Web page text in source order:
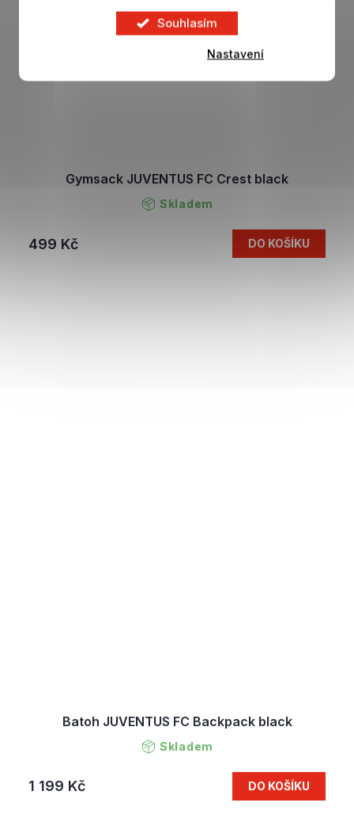
Souhlasím
Nastavení
Gymsack JUVENTUS FC Crest black
Skladem
499 Kč DO KOŠÍKU
Batoh JUVENTUS FC Backpack black
Skladem
1 199 Kč DO KOŠÍKU